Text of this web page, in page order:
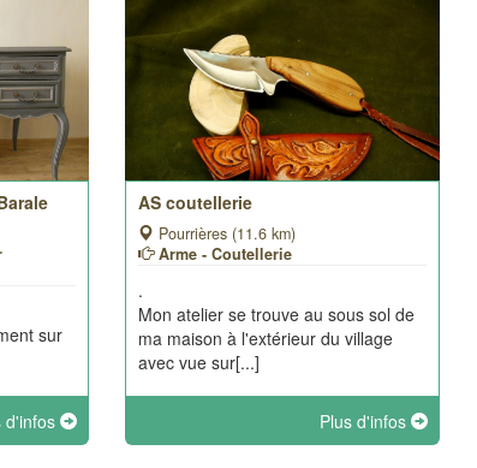
sur
d'infos
AS coutellerie
Pourrières (11.6 km)
Arme - Coutellerie
.
Mon atelier se trouve au sous sol de
ma maison à l'extérieur du village
avec vue sur[...]
Plus d'infos